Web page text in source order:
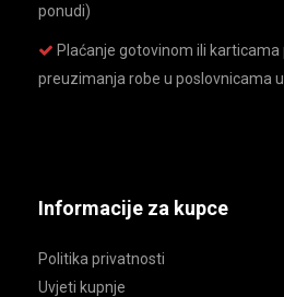
ponudi)
Plaćanje gotovinom ili
preuzimanja robe u poslovnicama
Informacije za kupce
Politika privatnosti
Uvjeti kupnje